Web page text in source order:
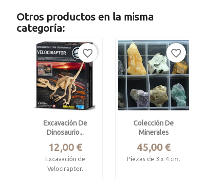
Otros productos en la misma
categoría:
Excavación De
Dinosaurio...
Precio
12,00 €
Excavación de
Velociraptor.
favorite_border
Colección De
Minerales
Precio
45,00 €
Piezas de 3 x 4 cm.
favorite_border